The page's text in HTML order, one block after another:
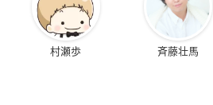
村瀬歩 斉藤壮馬